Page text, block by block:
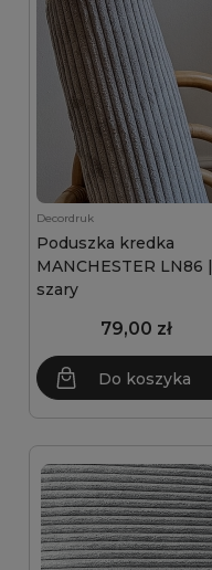
Decordruk
Poduszka kredka
MANCHESTER LN86 |
szary
79,00 zł
Do koszyka